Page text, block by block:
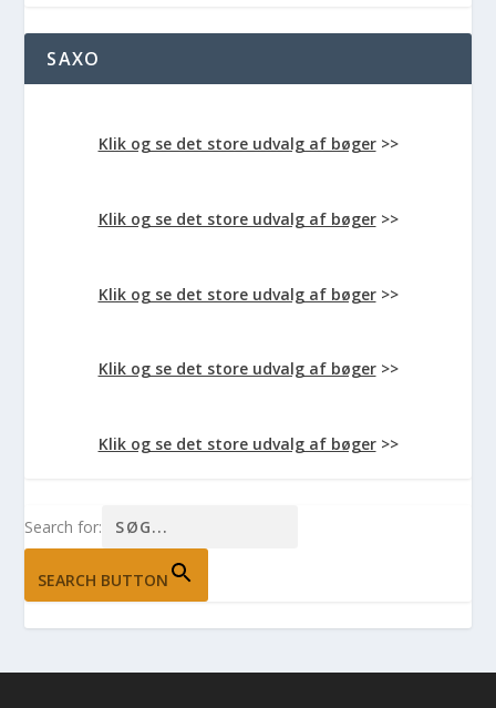
SAXO
Klik og se det store udvalg af bøger>>
Klik og se det store udvalg af bøger>>
Klik og se det store udvalg af bøger>>
Klik og se det store udvalg af bøger>>
Klik og se det store udvalg af bøger>>
Search for:
SEARCH BUTTON